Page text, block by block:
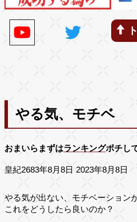
やる気、モチベ
おまいらまずはランキングポチし
皇紀2683年8月8日 2023年8月8日
やる気が出ない、モチベーション
これをどうしたら良いのか？